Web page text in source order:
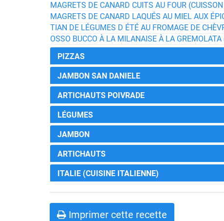
MAGRETS DE CANARD CUITS AU FOUR
MAGRETS DE CANARD LAQUÉS AU MIEL AUX
TIAN DE LÉGUMES D ÉTÉ AU FROMAGE DE
OSSO BUCCO À LA MILANAISE À LA
PIZZAS
JAMBON SAN DANIELE
ARTICHAUTS POIVRADE
LÉGUMES
JAMBON
ARTICHAUTS
ITALIE (CUISINE ITALIENNE)
Imprimer cette recette